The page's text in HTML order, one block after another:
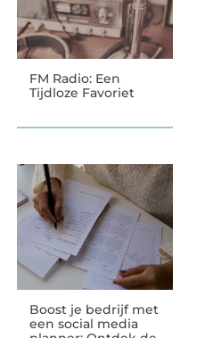
FM Radio: Een
Tijdloze Favoriet
Boost je bedrijf met
een social media